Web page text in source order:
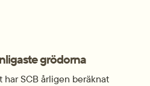
grödorna
SCB årligen beräknat